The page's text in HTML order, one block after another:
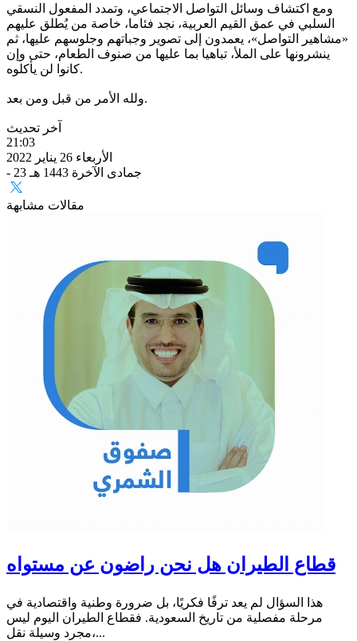
ومع اكتشاف وسائل التواصل الاجتماعي، وتمدد المفعول النسقي
السلبي في عمق القيم العربية، نجد فئاما، خاصة من يُطلق عليهم
«مشاهير التواصل»، يعمدون إلى تصوير وجباتهم وجلوسهم عليها، ثم
ينشرونها على الملأ، تباهيا بما عليها من صنوف الطعام، حتى وإن
كانوا لن يأكلوه.
ولله الأمر من قبل ومن بعد.
آخر تحديث
21:03
الأربعاء 26 يناير 2022
- 23 جمادى الآخرة 1443 هـ
مقالات مشابهة
قطاع الطيران هل نحن راضون عن مستواه
هذا السؤال لم يعد ترفًا فكريًا، بل ضرورة وطنية واقتصادية في
مرحلة مفصلية من تاريخ السعودية. فقطاع الطيران اليوم ليس
مجرد وسيلة نقل،...